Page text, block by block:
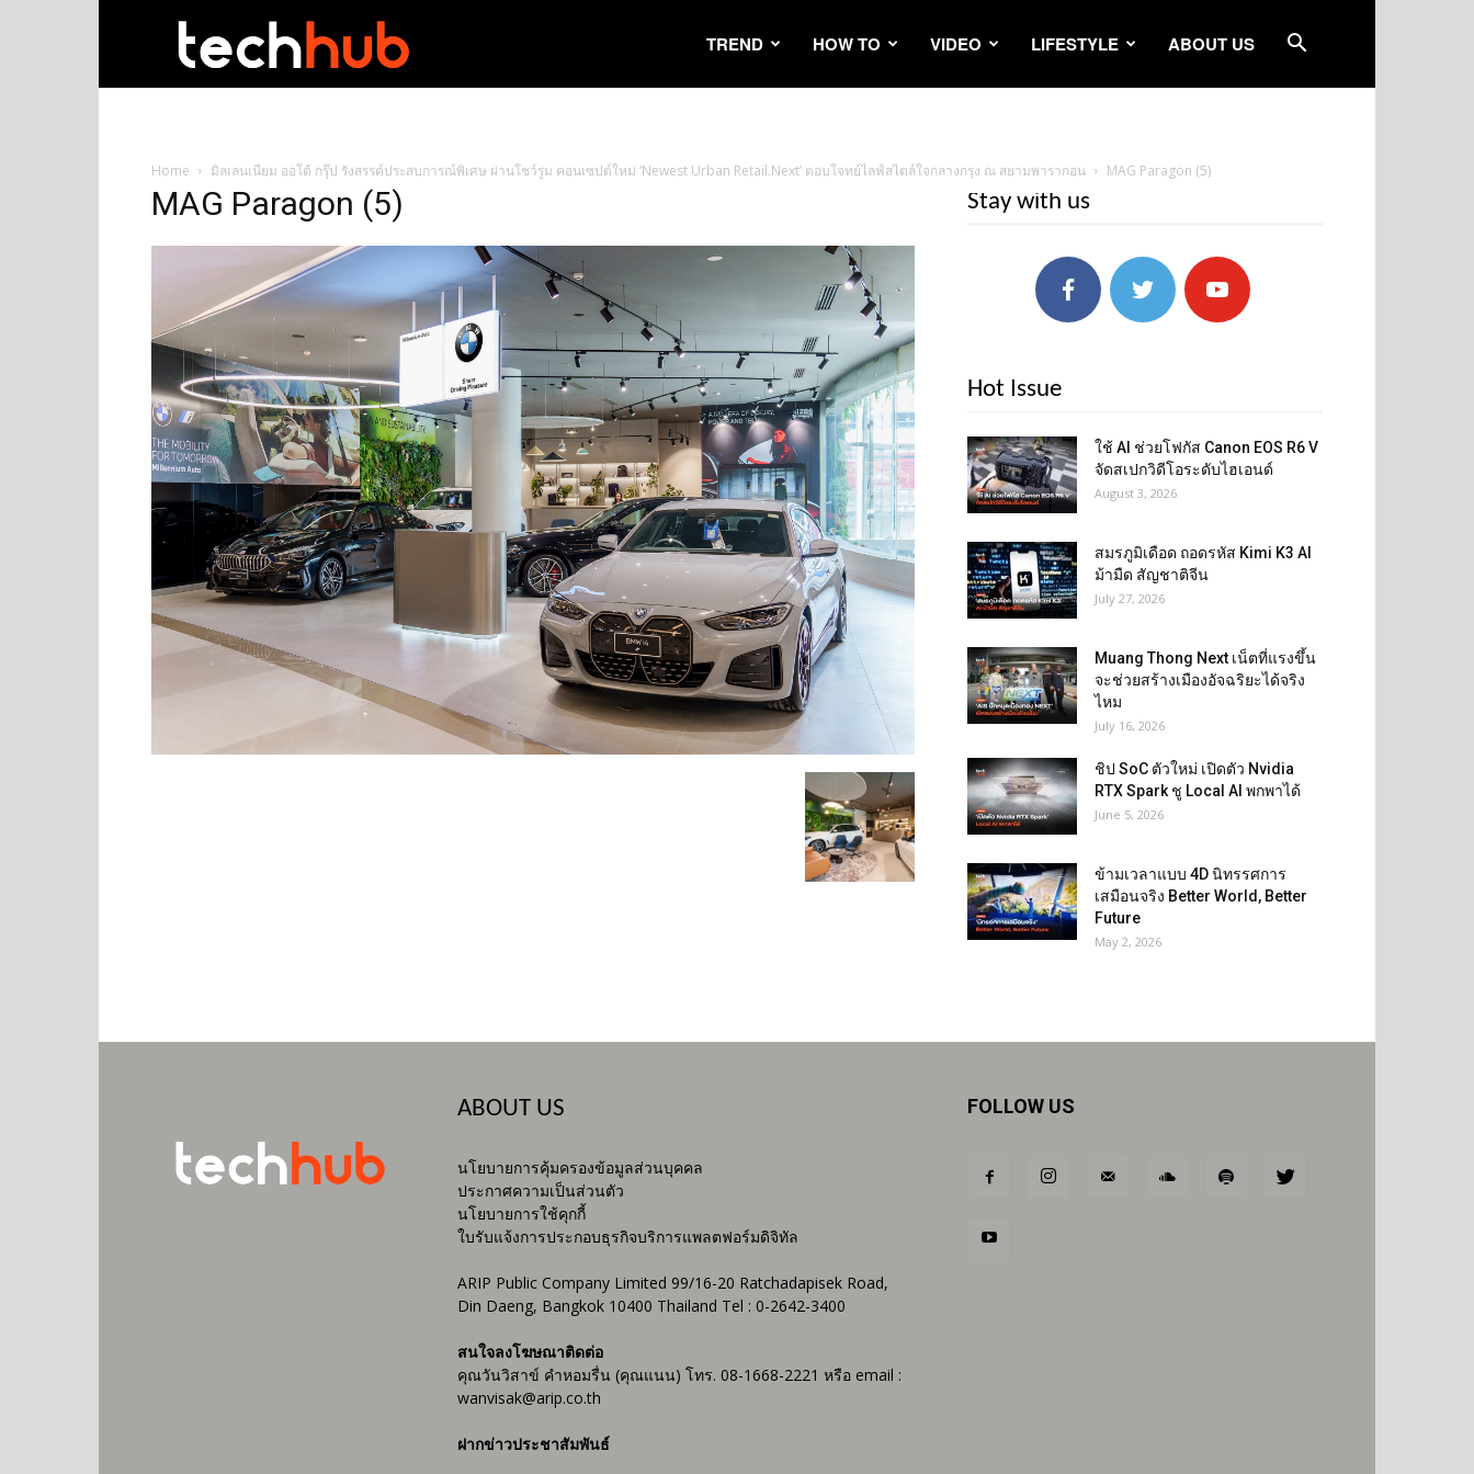
TREND HOW TO VIDEO LIFESTYLE ABOUT US
Home มิลเลนเนียม ออโต้ กรุ๊ป รังสรรค์ประสบการณ์พิเศษ ผ่านโชว์รูม คอนเซปต์ใหม่ ‘Newest Urban Retail.Next’ ตอบโจทย์ไลฟ์สไตล์ใจกลางกรุง ณ สยามพารากอน MAG Paragon (5)
MAG Paragon (5) Stay with us
Hot Issue
ใช้ AI ช่วยโฟกัส Canon EOS R6 V
จัดสเปกวิดีโอระดับไฮเอนด์
August 3, 2026
สมรภูมิเดือด ถอดรหัส Kimi K3 AI
ม้ามืด สัญชาติจีน
July 27, 2026
Muang Thong Next เน็ตที่แรงขึ้น
จะช่วยสร้างเมืองอัจฉริยะได้จริง
ไหม
July 16, 2026
ชิป SoC ตัวใหม่ เปิดตัว Nvidia
RTX Spark ชู Local AI พกพาได้
June 5, 2026
ข้ามเวลาแบบ 4D นิทรรศการ
เสมือนจริง Better World, Better
Future
May 2, 2026
ABOUT US
นโยบายการคุ้มครองข้อมูลส่วนบุคคล
ประกาศความเป็นส่วนตัว
นโยบายการใช้คุกกี้
ใบรับแจ้งการประกอบธุรกิจบริการแพลตฟอร์มดิจิทัล
ARIP Public Company Limited 99/16-20 Ratchadapisek Road,
Din Daeng, Bangkok 10400 Thailand Tel : 0-2642-3400
สนใจลงโฆษณาติดต่อ
คุณวันวิสาข์ คำหอมรื่น (คุณแนน) โทร. 08-1668-2221 หรือ email :
wanvisak@arip.co.th
ฝากข่าวประชาสัมพันธ์
FOLLOW US